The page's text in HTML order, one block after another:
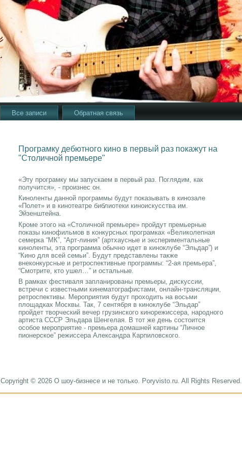
Все записи Обратная связь
Програмку дебютного кино в первый раз покажут на
"Столичной премьере"
«Эту програмку мы запускаем в первый раз. Поглядим, как
получится», - произнес он.
Киноленты данной программы будут показывать в кинозале
«Полет» и в кинотеатре библиотеки киноискусства им.
Эйзенштейна.
Кроме этого на «Столичной премьере» пройдут премьерные
показы кинофильмов в конкурсных програмках «Великолепная
семерка “МК”, “Арт-линия” (артхаусные и экспериментальные
киноленты, эта программа обычно идет в киноклубе “Эльдар”) и
“Кино для всей семьи”. Будут представлены также
внеконкурсные и ретроспективные программы: “2-ая премьера”,
“Смотрите, кто ушел…” и остальные.
В рамках фестиваля запланированы премьеры, дискуссии,
встречи с известными кинематографистами, онлайн-трансляции,
ретроспективы. Мероприятия будут проходить на восьми
площадках Москвы. Так, 7 сентября в киноклубе “Эльдар”
пройдет творческий вечер грузинского кинорежиссера, народного
артиста СССР Эльдара Шенгелая. В тот же день состоится
особое мероприятие - премьера домашней картины “Личное
пионерское” режиссера Александра Карпиловского.
Copyright © 2026 О шоу-бизнесе и не только. Poryvisto.ru. All Rights Reserved.